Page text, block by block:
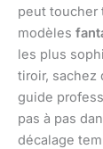
peut toucher
modèles
les plus
tiroir, sachez
guide
pas à pas
décalage